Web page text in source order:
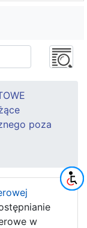
poza
w